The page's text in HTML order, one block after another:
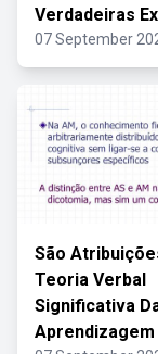
Verdadeiras
07 September
São
Teoria Verbal
Significativa
Aprendizagem